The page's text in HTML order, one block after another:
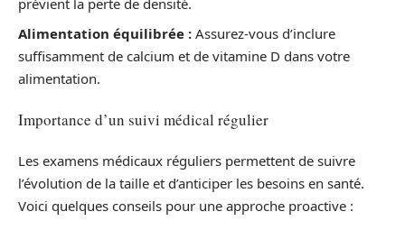
prévient la perte de densité.
Alimentation équilibrée : Assurez-vous d’inclure
suffisamment de calcium et de vitamine D dans votre
alimentation.
Importance d’un suivi médical régulier
Les examens médicaux réguliers permettent de suivre
l’évolution de la taille et d’anticiper les besoins en santé.
Voici quelques conseils pour une approche proactive :